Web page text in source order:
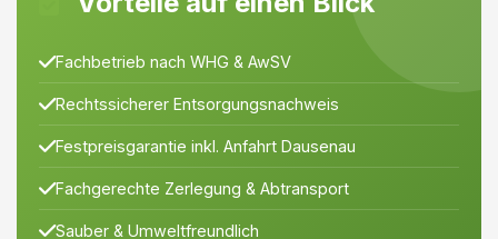
Fachbetrieb nach WHG & AwSV
Rechtssicherer Entsorgungsnachweis
Festpreisgarantie inkl. Anfahrt Dausenau
Fachgerechte Zerlegung & Abtransport
Sauber & Umweltfreundlich